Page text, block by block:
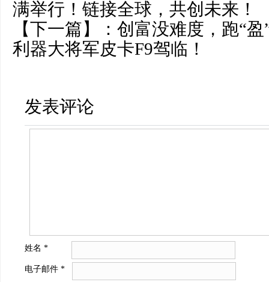
满举行！链接全球，共创未来！
【下一篇】： 创富没难度，跑“
利器大将军皮卡F9驾临！
发表评论
姓名 *
电子邮件 *